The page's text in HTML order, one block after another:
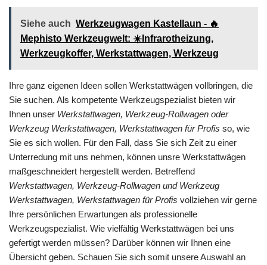
Siehe auch Werkzeugwagen Kastellaun - 🔥
Mephisto Werkzeugwelt: ☀️Infrarotheizung,
Werkzeugkoffer, Werkstattwagen, Werkzeug
Ihre ganz eigenen Ideen sollen Werkstattwägen vollbringen, die
Sie suchen. Als kompetente Werkzeugspezialist bieten wir
Ihnen unser Werkstattwagen, Werkzeug-Rollwagen oder
Werkzeug Werkstattwagen, Werkstattwagen für Profis so, wie
Sie es sich wollen. Für den Fall, dass Sie sich Zeit zu einer
Unterredung mit uns nehmen, können unsre Werkstattwägen
maßgeschneidert hergestellt werden. Betreffend
Werkstattwagen, Werkzeug-Rollwagen und Werkzeug
Werkstattwagen, Werkstattwagen für Profis vollziehen wir gerne
Ihre persönlichen Erwartungen als professionelle
Werkzeugspezialist. Wie vielfältig Werkstattwägen bei uns
gefertigt werden müssen? Darüber können wir Ihnen eine
Übersicht geben. Schauen Sie sich somit unsere Auswahl an